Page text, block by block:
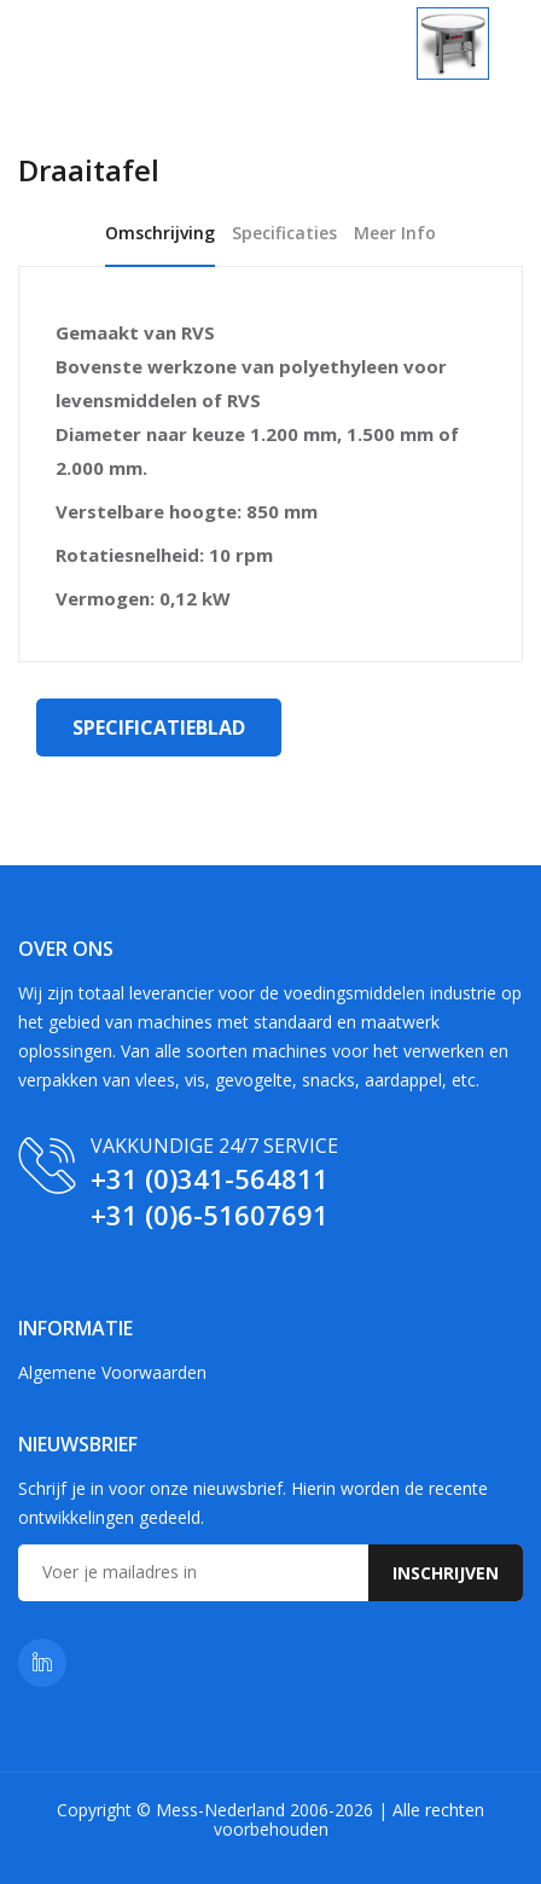
Draaitafel
Omschrijving Specificaties Meer Info
Gemaakt van RVS
Bovenste werkzone van polyethyleen voor
levensmiddelen of RVS
Diameter naar keuze 1.200 mm, 1.500 mm of
2.000 mm.
Verstelbare hoogte: 850 mm
Rotatiesnelheid: 10 rpm
Vermogen: 0,12 kW
SPECIFICATIEBLAD
OVER ONS
Wij zijn totaal leverancier voor de voedingsmiddelen industrie op
het gebied van machines met standaard en maatwerk
oplossingen. Van alle soorten machines voor het verwerken en
verpakken van vlees, vis, gevogelte, snacks, aardappel, etc.
VAKKUNDIGE 24/7 SERVICE
+31 (0)341-564811
+31 (0)6-51607691
INFORMATIE
Algemene Voorwaarden
NIEUWSBRIEF
Schrijf je in voor onze nieuwsbrief. Hierin worden de recente
ontwikkelingen gedeeld.
Copyright © Mess-Nederland 2006-2026 | Alle rechten
voorbehouden